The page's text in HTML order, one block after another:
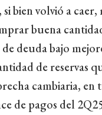
bien volvió a
buena
deuda bajo
de reservas
cambiaria, en
de pagos del